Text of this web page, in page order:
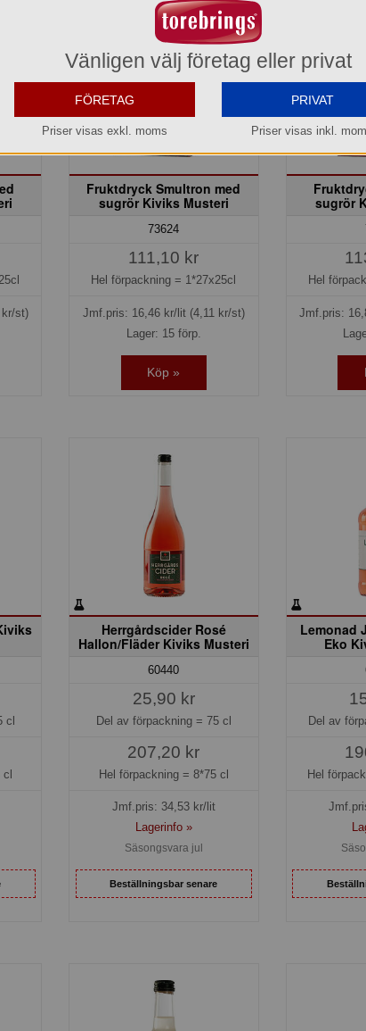
kr/st)
Fruktdryck Smultron med
sugrör Kiviks Musteri
73624
111,10 kr
Hel förpackning = 1*27x25cl
Jmf.pris: 16,46kr/lit (4,11 kr/st)
Lager: 15 förp.
Köp »
sugrör
Hel
Jmf.pris:
cl
cl
Herrgårdscider Rosé
Hallon/Fläder Kiviks Musteri
60440
25,90 kr
Del av förpackning = 75 cl
207,20 kr
Hel förpackning = 8*75 cl
Jmf.pris: 34,53kr/lit
Lagerinfo »
Säsongsvara jul
Beställningsbar senare
Lemonad
Eko
Del av
Hel
Vänligen välj företag eller privat
FÖRETAG
Priser visas exkl. moms
PRIVAT
Priser visas inkl.